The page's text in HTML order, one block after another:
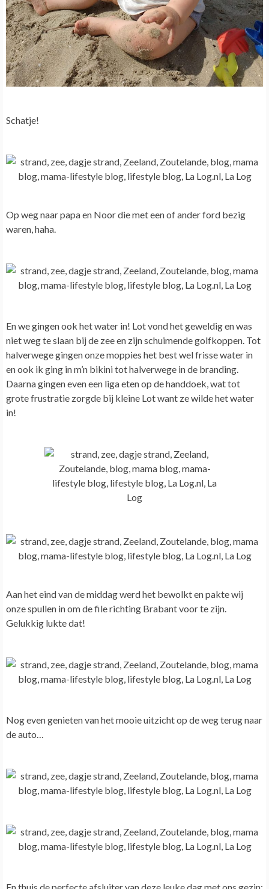
Schatje!
Op weg naar papa en Noor die met een of ander ford bezig
waren, haha.
En we gingen ook het water in! Lot vond het geweldig en was
niet weg te slaan bij de zee en zijn schuimende golfkoppen. Tot
halverwege gingen onze moppies het best wel frisse water in
en ook ik ging in m’n bikini tot halverwege in de branding.
Daarna gingen even een liga eten op de handdoek, wat tot
grote frustratie zorgde bij kleine Lot want ze wilde het water
in!
Aan het eind van de middag werd het bewolkt en pakte wij
onze spullen in om de file richting Brabant voor te zijn.
Gelukkig lukte dat!
Nog even genieten van het mooie uitzicht op de weg terug naar
de auto…